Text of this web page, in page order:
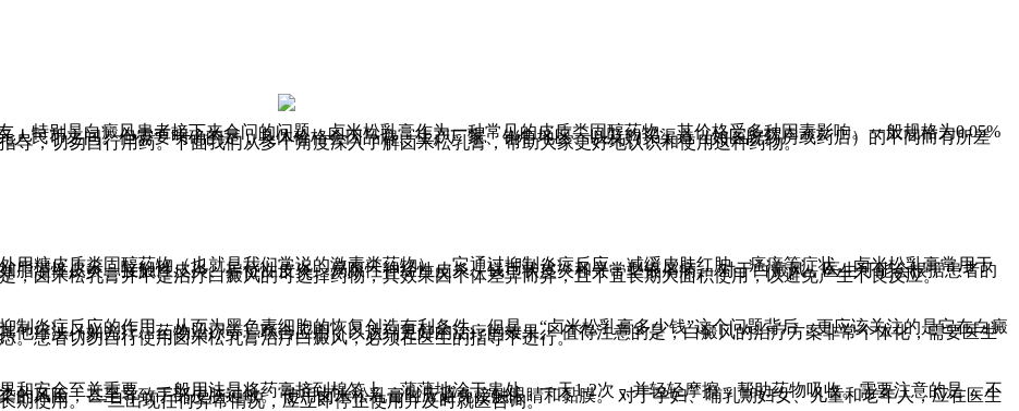
，特别是白癜风患者接下来会问的问题。卤米松乳膏作为一种常见的皮质类固醇药物，其价格受多种因素影响。一般规格为0.05%
人民币之间。但需要明确的是，具体价格会因品牌、生产厂家、销售地区、以及购买渠道（如医院药房或药店）的不同而有所差
导，切勿自行用药。下面我们从多个角度深入了解卤米松乳膏，帮助大家更好地认识和使用这种药物。
用糖皮质类固醇药物（也就是我们常说的激素类药物）。它通过抑制炎症反应，减缓皮肤红肿、瘙痒等症状。卤米松乳膏常用于
脂溢性皮炎、接触性皮炎、异位性皮炎、局限性神经性皮炎、钱币状皮炎和寻常型银屑病。 对于白癜风，医生可能会根据患者的
，卤米松乳膏并不是治疗白癜风的可选择药物，其效果因个体差异而异，且不宜长期大面积使用，以避免产生不良反应。
制炎症反应的作用，从而为黑色素细胞的恢复创造有利条件。但是，“卤米松乳膏多少钱”这个问题背后，更应该关注的是它在白癜
他疗法（如光疗、药物治疗等）联合应用，以达到更好的治疗的效果。 值得注意的是，白癜风的治疗方案非常个体化，需要医生
。患者切勿自行使用卤米松乳膏治疗白癜风，必须在医生的指导下进行。
和安全至关重要。一般用法是将药膏挤到棉签上，薄薄地涂于患处，一天1-2次，并轻轻摩擦，帮助药物吸收。需要注意的是， 不
的风险，甚至导致手部皮肤过敏。 使用卤米松乳膏时应避免接触眼睛和黏膜。 对于孕妇、哺乳期妇女、儿童和老年人，应在医生
期使用。 一旦出现任何异常情况，应立即停止使用并及时就医咨询。